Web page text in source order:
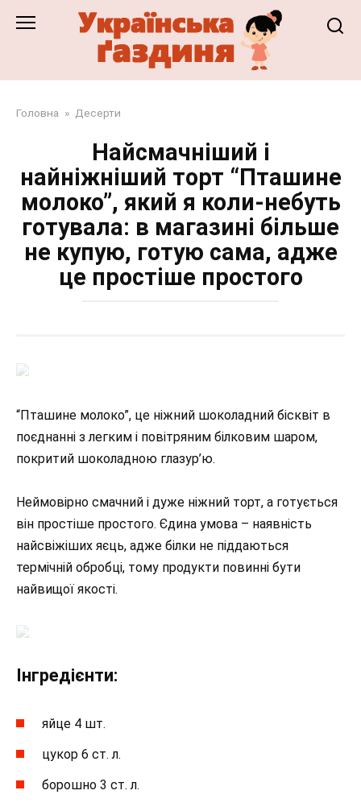
Головна » Десерти
Найсмачніший і
найніжніший торт “Пташине
молоко”, який я коли-небуть
готувала: в магазині більше
не купую, готую сама, адже
це простіше простого
“Пташине молоко”, це ніжний шоколадний бісквіт в
поєднанні з легким і повітряним білковим шаром,
покритий шоколадною глазур’ю.
Неймовірно смачний і дуже ніжний торт, а готується
він простіше простого. Єдина умова – наявність
найсвіжіших яєць, адже білки не піддаються
термічній обробці, тому продукти повинні бути
найвищої якості.
Інгредієнти:
яйце 4 шт.
цукор 6 ст. л.
борошно 3 ст. л.